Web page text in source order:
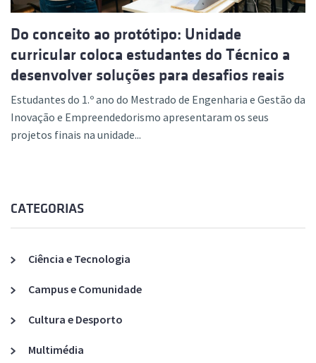
Do conceito ao protótipo: Unidade
curricular coloca estudantes do Técnico a
desenvolver soluções para desafios reais
Estudantes do 1.º ano do Mestrado de Engenharia e Gestão da
Inovação e Empreendedorismo apresentaram os seus
projetos finais na unidade...
CATEGORIAS
Ciência e Tecnologia
Campus e Comunidade
Cultura e Desporto
Multimédia